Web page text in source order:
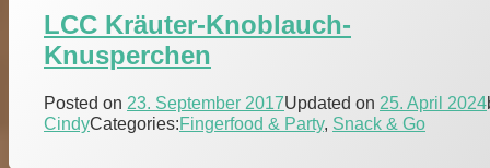
LCC Kräuter-Knoblauch-
Knusperchen
Posted on 23. September 2017Updated on 25. April 2024
CindyCategories:Fingerfood & Party, Snack & Go